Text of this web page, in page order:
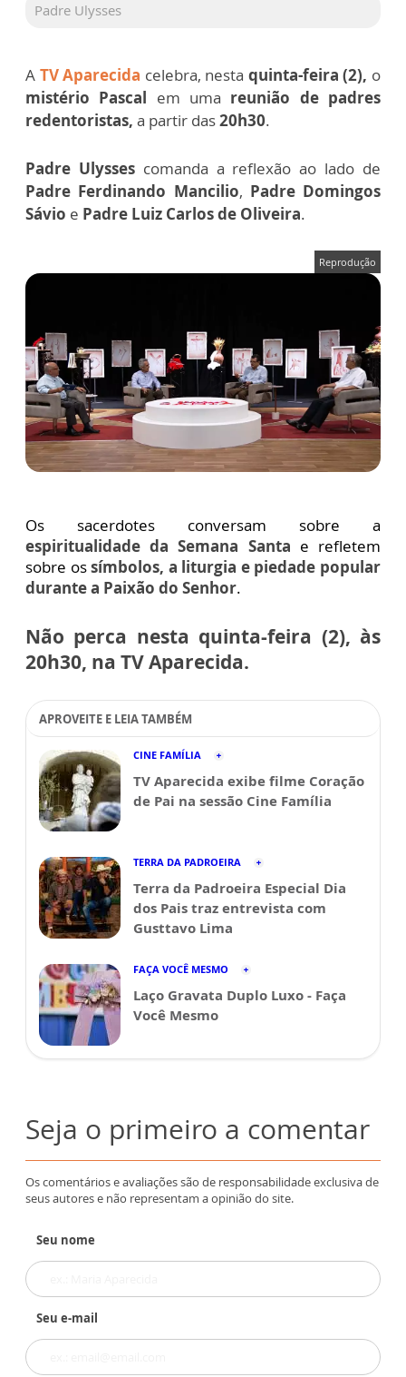
Padre Ulysses
A TV Aparecida celebra, nesta quinta-feira (2), o
mistério Pascal em uma reunião de padres
redentoristas, a partir das20h30.
Padre Ulysses comanda a reflexão ao lado de
Padre Ferdinando Mancilio, Padre Domingos
Sávio e Padre Luiz Carlos de Oliveira.
Reprodução
Os sacerdotes conversam sobre a
espiritualidade da Semana Santa e refletem
sobre ossímbolos, a liturgia e piedade popular
durante a Paixão do Senhor.
Não perca nesta quinta-feira (2), às
20h30, na TV Aparecida.
APROVEITE E LEIA TAMBÉM
CINE FAMÍLIA
TV Aparecida exibe filme Coração
de Pai na sessão Cine Família
TERRA DA PADROEIRA
Terra da Padroeira Especial Dia
dos Pais traz entrevista com
Gusttavo Lima
FAÇA VOCÊ MESMO
Laço Gravata Duplo Luxo - Faça
Você Mesmo
Seja o primeiro a comentar
Os comentários e avaliações são de responsabilidade exclusiva de
seus autores e não representam a opinião do site.
Seu nome
Seu e-mail